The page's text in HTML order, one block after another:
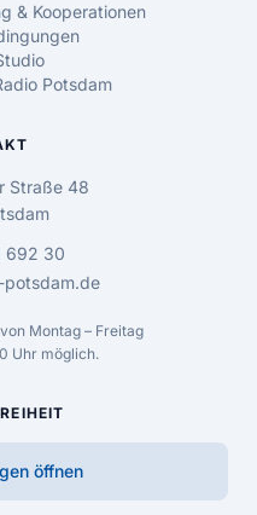
& Kooperationen
Potsdam
Straße 48
692 30
potsdam.de
Montag – Freitag
Uhr möglich.
öffnen